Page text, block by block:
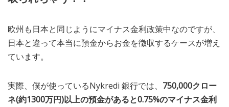
欧州も日本と同じようにマイナス金利政策中なのですが、
日本と違って本当に預金からお金を徴収するケースが増え
ています。
実際、僕が使っているNykredi 銀行では、 750,000クロー
ネ(約1300万円)以上の預金があると0.75%のマイナス金利